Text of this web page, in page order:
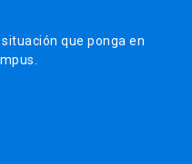
que ponga en